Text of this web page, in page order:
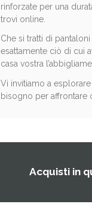
rinforzate per una
trovi online.
Che si tratti di
esattamente ciò di cui
casa vostra
Vi invitiamo a
bisogno per affrontare
Acquisti in